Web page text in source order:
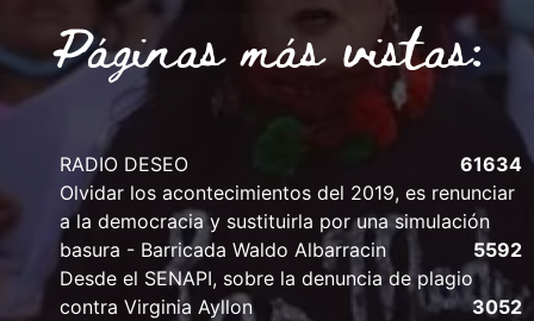
Páginas más vistas:
RADIO DESEO
61634
Olvidar los acontecimientos del 2019, es renunciar
a la democracia y sustituirla por una simulación
basura - Barricada Waldo Albarracin
5592
Desde el SENAPI, sobre la denuncia de plagio
contra Virginia Ayllon
3052